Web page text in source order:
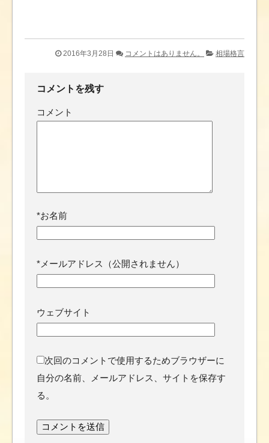
2016年3月28日 コメントはありません。 相場格言
コメントを残す
コメント
*お名前
* メールアドレス（公開されません）
ウェブサイト
次回のコメントで使用するためブラウザーに
自分の名前、メールアドレス、サイトを保存す
る。